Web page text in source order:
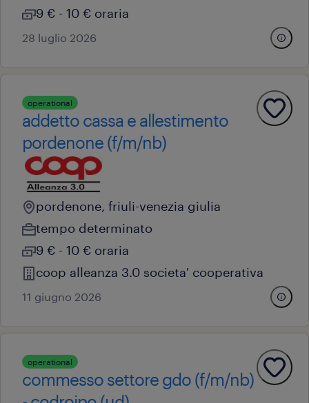
9 € - 10 € oraria
28 luglio 2026
operational
addetto cassa e allestimento
pordenone (f/m/nb)
pordenone, friuli-venezia giulia
tempo determinato
9 € - 10 € oraria
coop alleanza 3.0 societa' cooperativa
11 giugno 2026
operational
commesso settore gdo (f/m/nb)